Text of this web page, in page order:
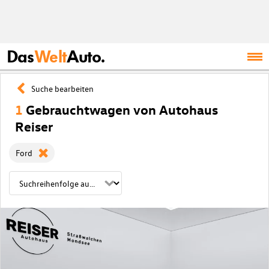
DasWeltAuto.
Suche bearbeiten
1 Gebrauchtwagen von Autohaus
Reiser
Ford